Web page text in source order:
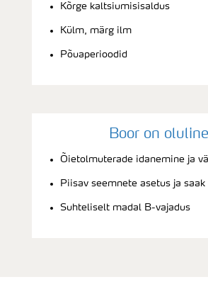
Kõrge kaltsiumisisaldus
Külm, märg ilm
Põuaperioodid
Boor on oluline
Õietolmuterade idanemine ja
Piisav seemnete asetus ja saak
Suhteliselt madal B-vajadus